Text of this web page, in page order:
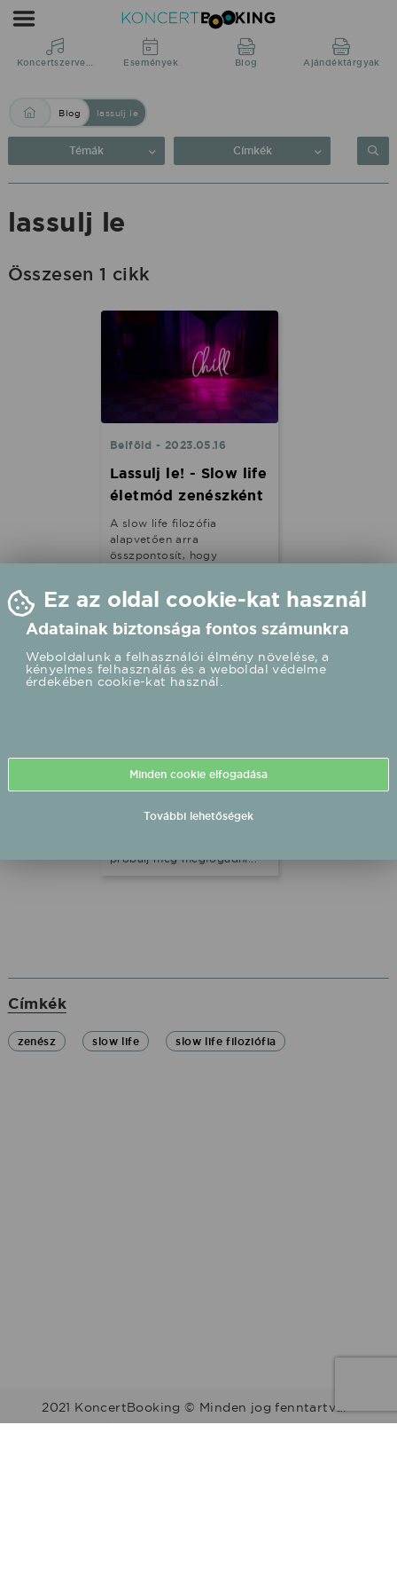
Blog:
lassulj
KoncertBooking
Közvetlenül
a
Koncertszervezés Események Blog Ajándéktárgyak
Blog lassulj le
Témák Címkék
lassulj le
Összesen 1 cikk
Belföld - 2023.05.16
Lassulj le! - Slow life
életmód zenészként
A slow life filozófia
alapvetően arra
összpontosít, hogy
lassítsunk a tempón, hogy
legyen időnk kapcsolódni
magunkhoz és azokhoz,
akik fontosak számunkra.
Ez a szemléletmód
különösen fontos lehet a
gondolod, hogy oké-oké,
de a lelassulás nálad
kivitelezhetetlen - azért mi
mégis azt javasoljuk, hogy
próbálj meg megfogadni...
Címkék
zenész slow life slow life filoziófia
2021 KoncertBooking © Minden jog fenntartva.
Kapcsolat | Telefonszám: +36 30 157 9812 | E-mail:
Ez az oldal cookie-kat használ
Adatainak biztonsága fontos számunkra
Weboldalunk a felhasználói élmény növelése, a
kényelmes felhasználás és a weboldal védelme
érdekében cookie-kat használ.
Minden cookie elfogadása
További lehetőségek